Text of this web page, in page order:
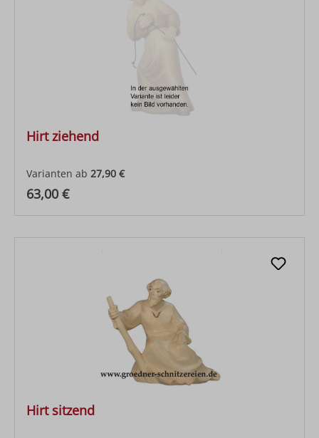
Hirt ziehend
Varianten ab 27,90 €
Regulärer Preis:
63,00 €
Hirt sitzend